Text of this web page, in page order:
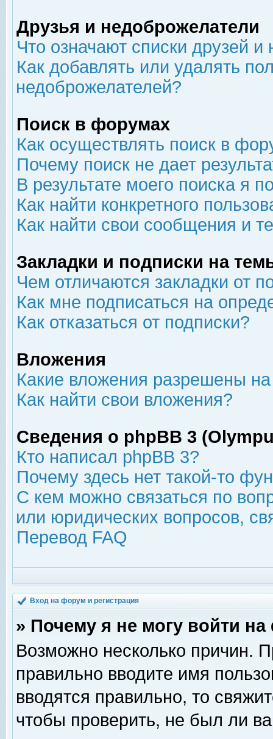
Друзья и недоброжелатели
Что означают списки друзей
Как добавлять или удалять
недоброжелателей?
Поиск в форумах
Как осуществлять поиск в
Почему поиск не дает
В результате моего поиска я
Как найти конкретного
Как найти свои сообщения и
Закладки и подписки на
Чем отличаются закладки от
Как мне подписаться на
Как отказаться от подписки?
Вложения
Какие вложения разрешены
Как найти свои вложения?
Сведения о phpBB 3
Кто написал phpBB 3?
Почему здесь нет такой-то
С кем можно связаться по
или юридических вопросов,
Перевод FAQ
Вход на форум и регистрация
» Почему я не могу войти
Возможно несколько причин.
правильно вводите имя
вводятся правильно, то
чтобы проверить, не был ли